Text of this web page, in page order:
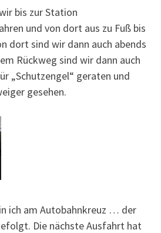
bis zur Station
und von dort aus zu Fuß bis
dort sind wir dann auch abends
Rückweg sind wir dann auch
„Schutzengel“ geraten und
gesehen.
ich am Autobahnkreuz … der
Die nächste Ausfahrt hat